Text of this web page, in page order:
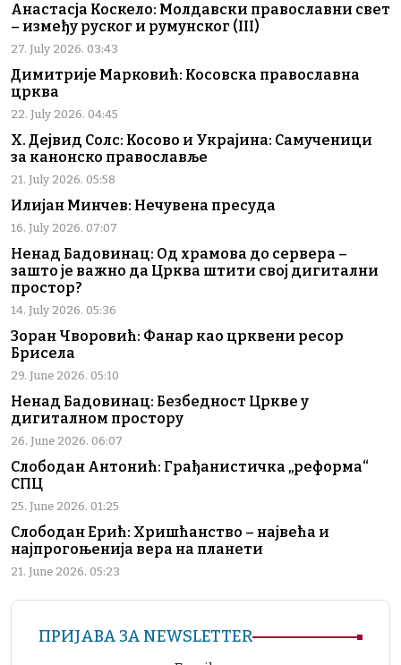
Анастасја Коскело: Молдавски православни свет
– између руског и румунског (III)
27. July 2026. 03:43
Димитрије Марковић: Косовска православна
црква
22. July 2026. 04:45
Х. Дејвид Солс: Косово и Украјина: Самученици
за канонско православље
21. July 2026. 05:58
Илијан Минчев: Нечувена пресуда
16. July 2026. 07:07
Ненад Бадовинац: Од храмова до сервера –
зашто је важно да Црква штити свој дигитални
простор?
14. July 2026. 05:36
Зоран Чворовић: Фанар као црквени ресор
Брисела
29. June 2026. 05:10
Ненад Бадовинац: Безбедност Цркве у
дигиталном простору
26. June 2026. 06:07
Слободан Антонић: Грађанистичка „реформа“
СПЦ
25. June 2026. 01:25
Слободан Ерић: Хришћанство – највећа и
најпрогоњенија вера на планети
21. June 2026. 05:23
ПРИЈАВА ЗА NEWSLETTER